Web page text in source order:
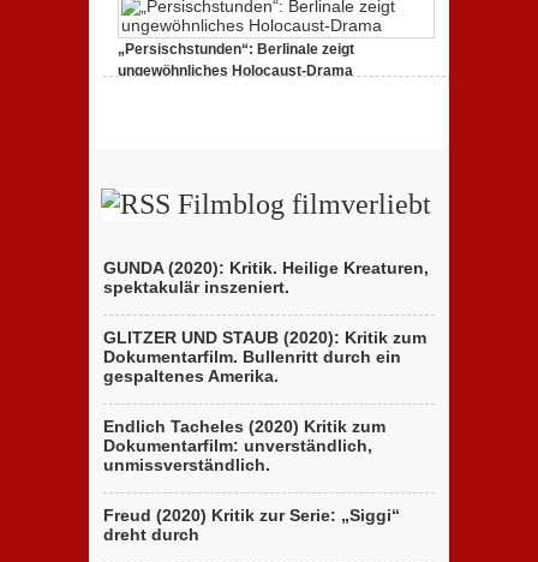
25. Februar 2020,2 Comments
„Persischstunden“: Berlinale zeigt
ungewöhnliches Holocaust-Drama
Filmblog filmverliebt
GUNDA (2020): Kritik. Heilige Kreaturen,
spektakulär inszeniert.
GLITZER UND STAUB (2020): Kritik zum
Dokumentarfilm. Bullenritt durch ein
gespaltenes Amerika.
Endlich Tacheles (2020) Kritik zum
Dokumentarfilm: unverständlich,
unmissverständlich.
Freud (2020) Kritik zur Serie: „Siggi“
dreht durch